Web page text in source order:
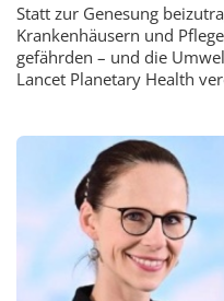
Statt zur Genesung
Krankenhäusern und
gefährden – und die
Lancet Planetary Health